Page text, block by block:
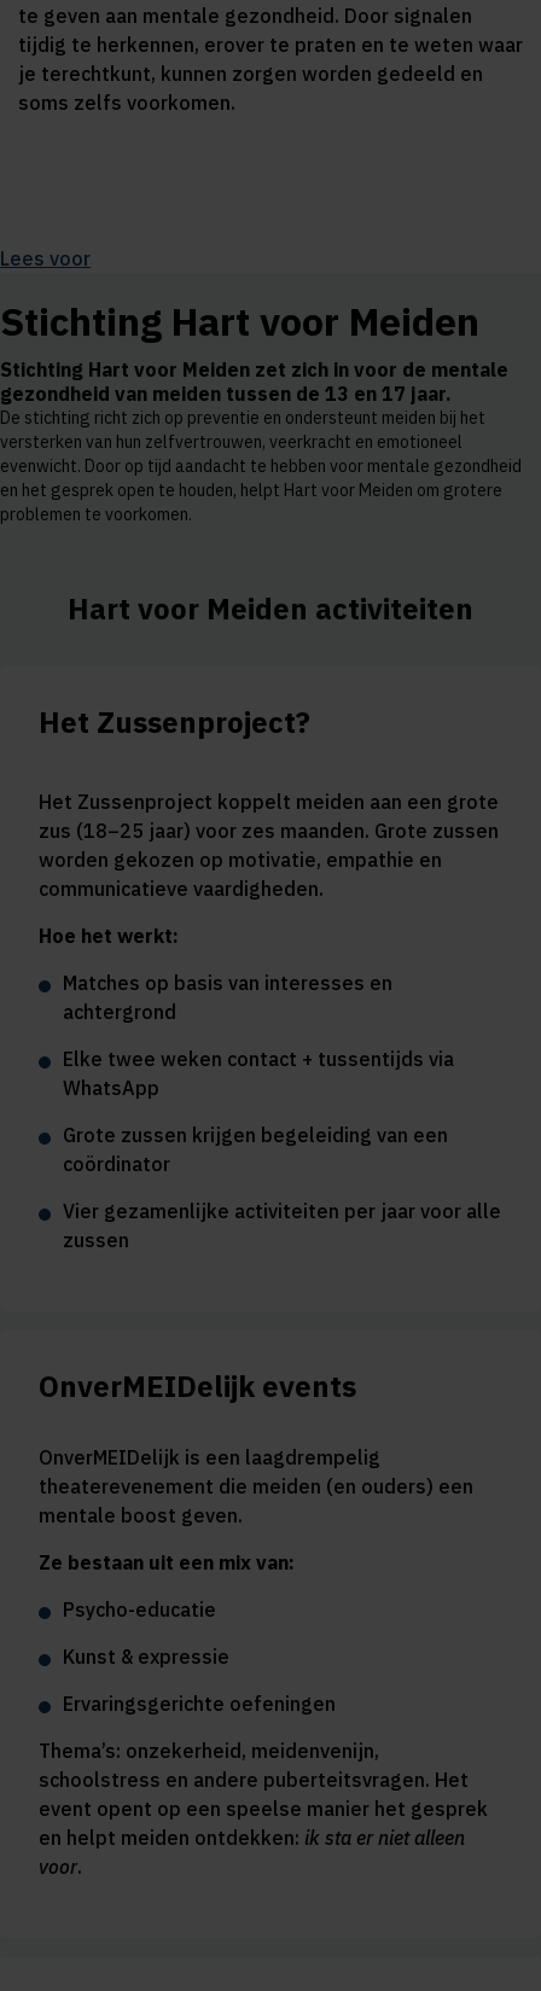
te geven aan mentale gezondheid. Door signalen
tijdig te herkennen, erover te praten en te weten waar
je terechtkunt, kunnen zorgen worden gedeeld en
soms zelfs voorkomen.
Lees voor
Stichting Hart voor Meiden
Stichting Hart voor Meiden zet zich in voor de mentale
gezondheid van meiden tussen de 13 en 17 jaar.
De stichting richt zich op preventie en ondersteunt meiden bij het
versterken van hun zelfvertrouwen, veerkracht en emotioneel
evenwicht. Door op tijd aandacht te hebben voor mentale gezondheid
en het gesprek open te houden, helpt Hart voor Meiden om grotere
problemen te voorkomen.
Hart voor Meiden activiteiten
Het Zussenproject?
Het Zussenproject koppelt meiden aan een grote
zus (18–25 jaar) voor zes maanden. Grote zussen
worden gekozen op motivatie, empathie en
communicatieve vaardigheden.
Hoe het werkt:
Matches op basis van interesses en
achtergrond
Elke twee weken contact + tussentijds via
WhatsApp
Grote zussen krijgen begeleiding van een
coördinator
Vier gezamenlijke activiteiten per jaar voor alle
zussen
OnverMEIDelijk events
OnverMEIDelijk is een laagdrempelig
theaterevenement die meiden (en ouders) een
mentale boost geven.
Ze bestaan uit een mix van:
Psycho-educatie
Kunst & expressie
Ervaringsgerichte oefeningen
Thema’s: onzekerheid, meidenvenijn,
schoolstress en andere puberteitsvragen. Het
event opent op een speelse manier het gesprek
en helpt meiden ontdekken: ik sta er niet alleen
voor.